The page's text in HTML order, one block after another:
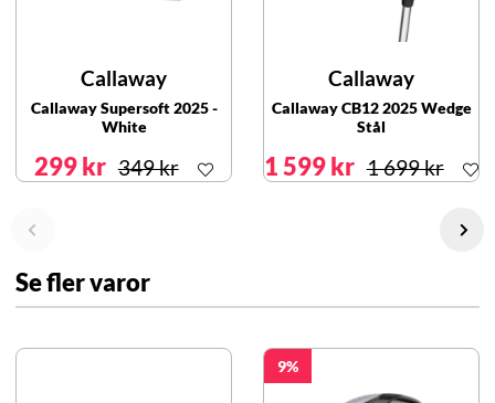
Callaway
Callaway Supersoft 2025 -
White
299 kr 349 kr
Callaway
Callaway CB12 2025 Wedge
Stål
1 599 kr 1 699 kr
Se fler varor
9